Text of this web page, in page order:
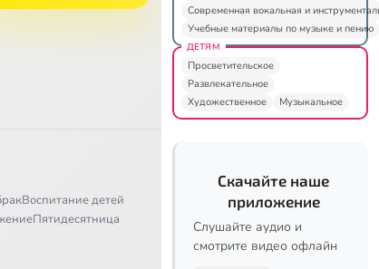
Воспитание детей
Пятидесятница
Современная вокальная и
Учебные материалы по музыке и пению
ДЕТЯМ
Просветительское
Развлекательное
Художественное
Музыкальное
Скачайте наше
приложение
Слушайте аудио и
смотрите видео офлайн